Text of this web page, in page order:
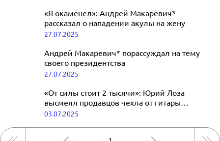
«Я окаменел»: Андрей Макаревич*
рассказал о нападении акулы на жену
27.07.2025
Андрей Макаревич* порассуждал на тему
своего президентства
27.07.2025
«От силы стоит 2 тысячи»: Юрий Лоза
высмеял продавцов чехла от гитары
Андрея Макаревича*
03.07.2025